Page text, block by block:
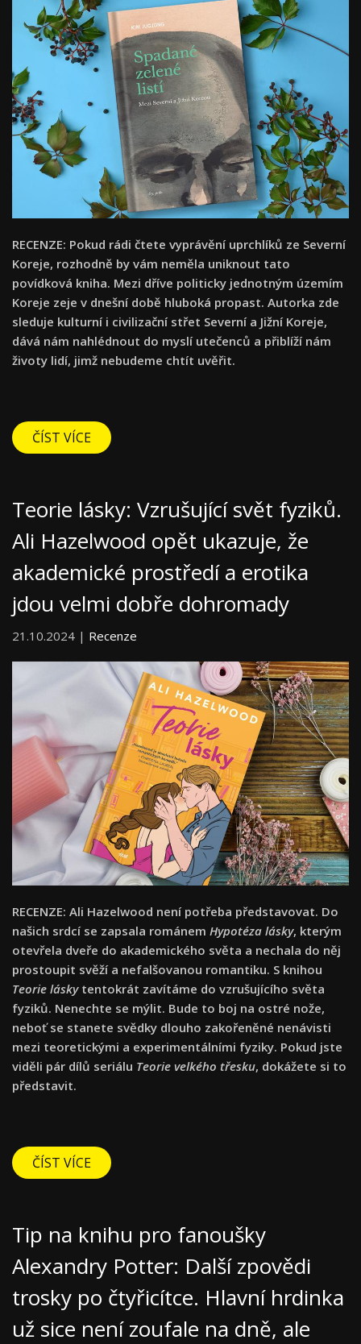
RECENZE: Pokud rádi čtete vyprávění uprchlíků ze Severní
Koreje, rozhodně by vám neměla uniknout tato
povídková kniha. Mezi dříve politicky jednotným územím
Koreje zeje v dnešní době hluboká propast. Autorka zde
sleduje kulturní i civilizační střet Severní a Jižní Koreje,
dává nám nahlédnout do myslí utečenců a přiblíží nám
životy lidí, jimž nebudeme chtít uvěřit.
ČÍST VÍCE
Teorie lásky: Vzrušující svět fyziků.
Ali Hazelwood opět ukazuje, že
akademické prostředí a erotika
jdou velmi dobře dohromady
21.10.2024 | Recenze
RECENZE: Ali Hazelwood není potřeba představovat. Do
našich srdcí se zapsala románem Hypotéza lásky, kterým
otevřela dveře do akademického světa a nechala do něj
prostoupit svěží a nefalšovanou romantiku. S knihou
Teorie láskytentokrát zavítáme do vzrušujícího světa
fyziků. Nenechte se mýlit. Bude to boj na ostré nože,
neboť se stanete svědky dlouho zakořeněné nenávisti
mezi teoretickými a experimentálními fyziky. Pokud jste
viděli pár dílů seriálu Teorie velkého třesku, dokážete si to
představit.
ČÍST VÍCE
Tip na knihu pro fanoušky
Alexandry Potter: Další zpovědi
trosky po čtyřicítce. Hlavní hrdinka
už sice není zoufale na dně, ale